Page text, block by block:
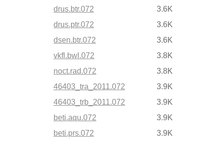
drus.btr.072
3.6K
drus.ptr.072
3.6K
dsen.btr.072
3.6K
vkfl.bwl.072
3.8K
noct.rad.072
3.8K
46403_tra_2011.072
3.9K
46403_trb_2011.072
3.9K
beti.aqu.072
3.9K
beti.prs.072
3.9K